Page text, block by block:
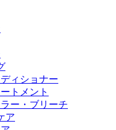
ィショナー
トメント
ー・ブリーチ
ア